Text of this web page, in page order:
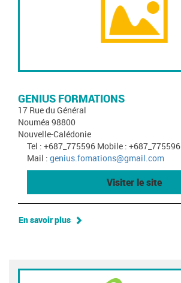
GENIUS FORMATIONS
17 Rue du Général
Nouméa 98800
Nouvelle-Calédonie
Tel : +687_775596 Mobile : +687_775596
Mail : genius.fomations@gmail.com
Visiter le site
En savoir plus